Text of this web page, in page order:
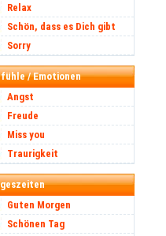
Relax
Schön, dass es Dich gibt
Sorry
/ Emotionen
Angst
Freude
Miss you
Traurigkeit
Guten Morgen
Schönen Tag